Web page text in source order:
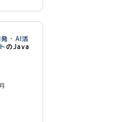
・AI活
のJava